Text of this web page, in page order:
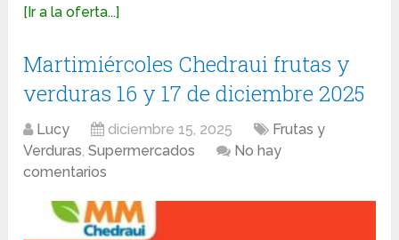
[Ir a la oferta...]
Martimiércoles Chedraui frutas y
verduras 16 y 17 de diciembre 2025
Lucy diciembre 15, 2025
Frutas y
Verduras,Supermercados
No hay
comentarios